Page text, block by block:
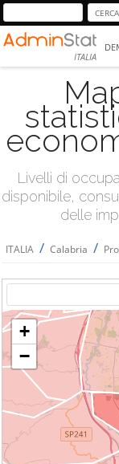
ITALIA
Livelli di
disponibile,
delle
ITALIA / Calabria /